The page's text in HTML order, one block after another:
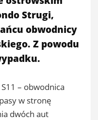
Strugi,
obwodnicy
Z powodu
– obwodnica
w stronę
dwóch aut